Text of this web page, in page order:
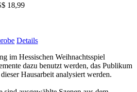
18,99
Details
im Hessischen Weihnachtsspiel
dazu benutzt werden, das Publikum
Hausarbeit analysiert werden.